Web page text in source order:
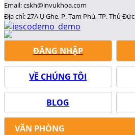
Email: cskh@invukhoa.com
Địa chỉ: 27A Ụ Ghe, P. Tam Phú, TP. Thủ Đức
ĐĂNG NHẬP
VỀ CHÚNG TÔI
BLOG
VĂN PHÒNG